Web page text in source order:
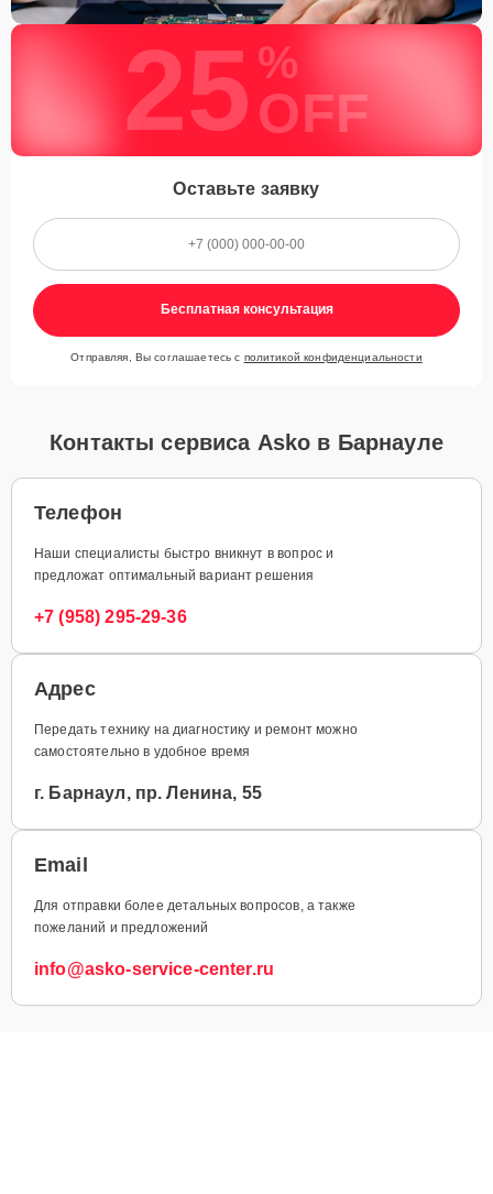
25 %
OFF
Оставьте заявку
Бесплатная консультация
Отправляя, Вы соглашаетесь с политикой конфиденциальности
Контакты сервиса Asko в Барнауле
Телефон
Наши специалисты быстро вникнут в вопрос и
предложат оптимальный вариант решения
+7 (958) 295-29-36
Адрес
Передать технику на диагностику и ремонт можно
самостоятельно в удобное время
г. Барнаул, пр. Ленина, 55
Email
Для отправки более детальных вопросов, а также
пожеланий и предложений
info@asko-service-center.ru